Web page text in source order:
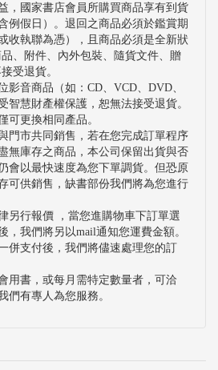
，國家書店會員所購買商品享有到貨
例假日）。退回之商品必須於鑑賞期
收執聯為憑），且商品必須是全新狀
、附件、內外包裝、隨貨文件、贈
受退貨。
影音商品（如：CD、VCD、DVD、
智慧財產權保護，恕無法接受退貨。
可更換相同產品。
門市共同銷售，若在您完成訂單程序
無庫存之商品，本公司保留出貨與否
會以最快速度為您下單調貨。但恐原
可供銷售，缺書部份我們將為您進行
另行報價 ，當您進購物車下訂單選
，我們將另以mail通知您運費金額。
併支付後，我們將儘速處理您的訂
用書，或每月需特定數量者，可洽
們有專人為您服務。